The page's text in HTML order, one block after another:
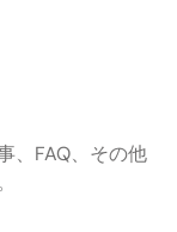
、FAQ、その他